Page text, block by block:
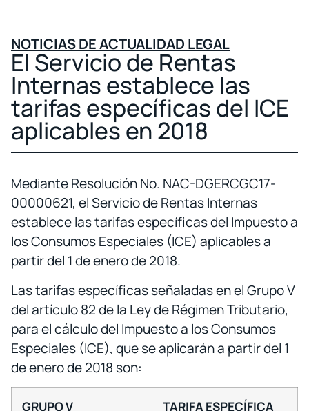
NOTICIAS DE ACTUALIDAD LEGAL
El Servicio de Rentas
Internas establece las
tarifas específicas del ICE
aplicables en 2018
Mediante Resolución No. NAC-DGERCGC17-
00000621, el Servicio de Rentas Internas
establece las tarifas específicas del Impuesto a
los Consumos Especiales (ICE) aplicables a
partir del 1 de enero de 2018.
Las tarifas específicas señaladas en el Grupo V
del artículo 82 de la Ley de Régimen Tributario,
para el cálculo del Impuesto a los Consumos
Especiales (ICE), que se aplicarán a partir del 1
de enero de 2018 son:
GRUPO V TARIFA ESPECÍFICA